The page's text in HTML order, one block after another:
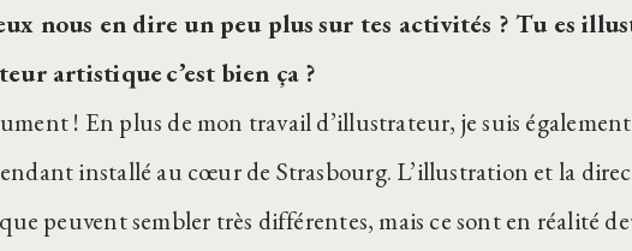
nous en dire un peu plus sur tes activités ? Tu es
artistique c’est bien ça ?
! En plus de mon travail d’illustrateur, je suis
installé au cœur de Strasbourg. L’illustration et la
peuvent sembler très différentes, mais ce sont en réalité